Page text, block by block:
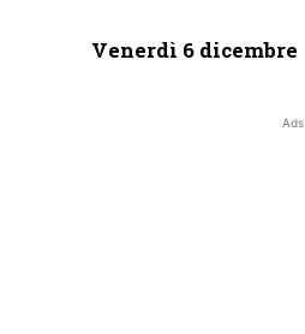
Venerdì 6 dicembre
Ads